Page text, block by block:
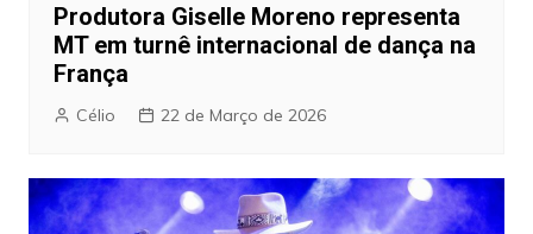
Produtora Giselle Moreno representa
MT em turnê internacional de dança na
França
Célio 22 de Março de 2026